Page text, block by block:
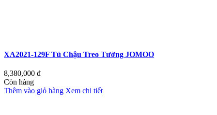
XA2021-129F Tủ Chậu Treo Tường JOMOO
8,380,000 đ
Còn hàng
Thêm vào giỏ hàng Xem chi tiết